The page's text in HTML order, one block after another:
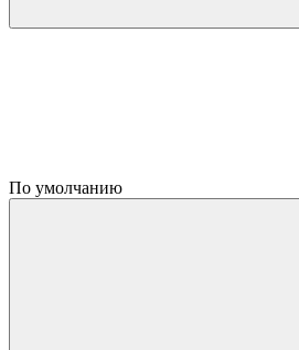
По умолчанию